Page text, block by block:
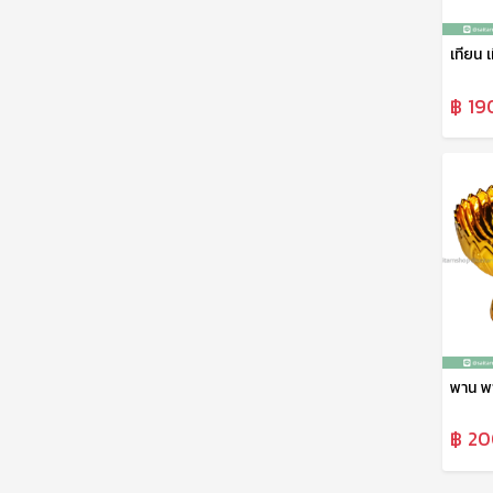
฿
฿